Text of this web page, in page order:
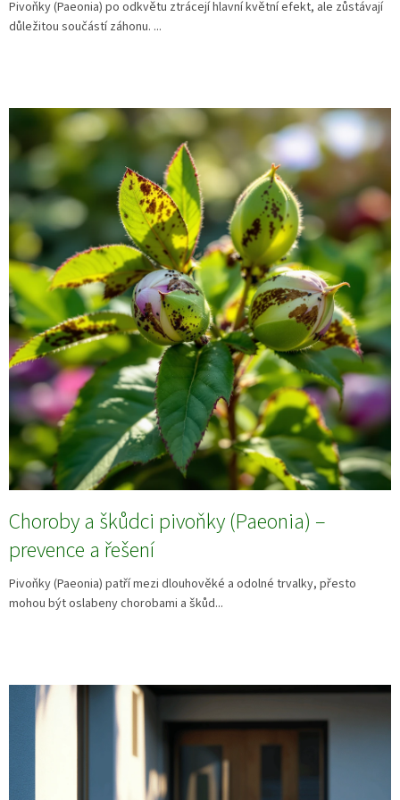
Pivoňky (Paeonia) po odkvětu ztrácejí hlavní květní efekt, ale zůstávají
důležitou součástí záhonu. ...
Choroby a škůdci pivoňky (Paeonia) –
prevence a řešení
Pivoňky (Paeonia) patří mezi dlouhověké a odolné trvalky, přesto
mohou být oslabeny chorobami a škůd...